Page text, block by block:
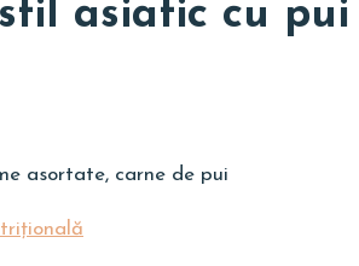
asiatic cu pui
asortate, carne de pui